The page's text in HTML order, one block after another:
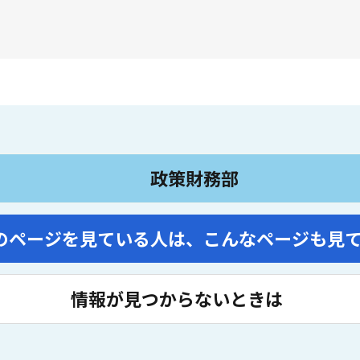
政策財務部
ページを見ている人は、 こんなページも見
情報が見つからないときは